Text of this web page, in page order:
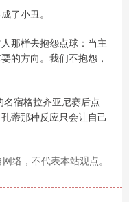
了小丑。
那样去抱怨点球：当主
的方向。我们不抱怨，
宿格拉齐亚尼赛后点
蒂那种反应只会让自己
络，不代表本站观点。